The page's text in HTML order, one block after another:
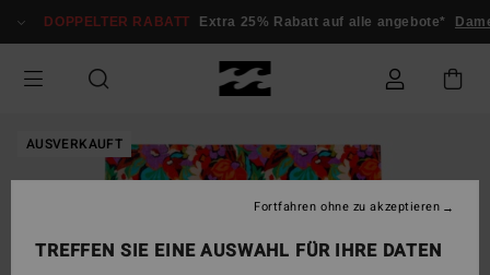
zur
springen
DOPPELTER RABATT Extra 25% Rabatt auf alle angebote*
AUSVERKAUFT
TREFFEN SIE EINE AUSWAHL FÜR IHRE DATEN
Fortfahren ohne zu akzeptieren